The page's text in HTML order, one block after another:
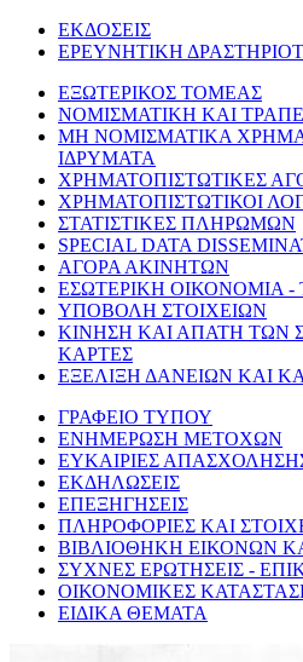
ΕΚΔΟΣΕΙΣ
ΕΡΕΥΝΗΤΙΚΗ
ΕΞΩΤΕΡΙΚΟΣ ΤΟΜΕΑΣ
ΝΟΜΙΣΜΑΤΙΚΗ ΚΑΙ
ΜΗ ΝΟΜΙΣΜΑΤΙΚΑ
ΙΔΡΥΜΑΤΑ
ΧΡΗΜΑΤΟΠΙΣΤΩΤΙΚΕΣ
ΧΡΗΜΑΤΟΠΙΣΤΩΤΙΚΟΙ
ΣΤΑΤΙΣΤΙΚΕΣ ΠΛΗΡΩΜΩΝ
SPECIAL DATA
ΑΓΟΡΑ ΑΚΙΝΗΤΩΝ
ΕΣΩΤΕΡΙΚΗ ΟΙΚΟΝΟΜΙΑ -
ΥΠΟΒΟΛΗ ΣΤΟΙΧΕΙΩΝ
ΚΙΝΗΣΗ ΚΑΙ ΑΠΑΤΗ
ΚΑΡΤΕΣ
ΕΞΕΛΙΞΗ ΔΑΝΕΙΩΝ ΚΑΙ
ΓΡΑΦΕΙΟ ΤΥΠΟΥ
ΕΝΗΜΕΡΩΣΗ ΜΕΤΟΧΩΝ
ΕΥΚΑΙΡΙΕΣ
ΕΚΔΗΛΩΣΕΙΣ
ΕΠΕΞΗΓΗΣΕΙΣ
ΠΛΗΡΟΦΟΡΙΕΣ ΚΑΙ
ΒΙΒΛΙΟΘΗΚΗ ΕΙΚΟΝΩΝ
ΣΥΧΝΕΣ ΕΡΩΤΗΣΕΙΣ -
ΟΙΚΟΝΟΜΙΚΕΣ
ΕΙΔΙΚΑ ΘΕΜΑΤΑ